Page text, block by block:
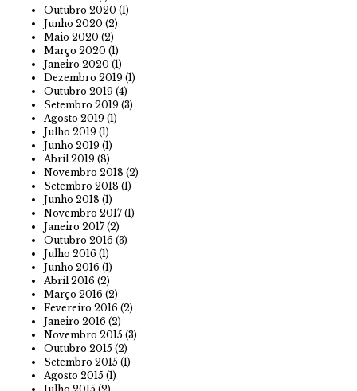
Outubro 2020 (1)
Junho 2020 (2)
Maio 2020 (2)
Março 2020 (1)
Janeiro 2020 (1)
Dezembro 2019 (1)
Outubro 2019 (4)
Setembro 2019 (3)
Agosto 2019 (1)
Julho 2019 (1)
Junho 2019 (1)
Abril 2019 (8)
Novembro 2018 (2)
Setembro 2018 (1)
Junho 2018 (1)
Novembro 2017 (1)
Janeiro 2017 (2)
Outubro 2016 (3)
Julho 2016 (1)
Junho 2016 (1)
Abril 2016 (2)
Março 2016 (2)
Fevereiro 2016 (2)
Janeiro 2016 (2)
Novembro 2015 (3)
Outubro 2015 (2)
Setembro 2015 (1)
Agosto 2015 (1)